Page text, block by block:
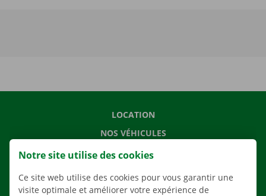
LOCATION
NOS VÉHICULES
NOS SERVICES
APPLI
Notre site utilise des cookies
Ce site web utilise des cookies pour vous garantir une
visite optimale et améliorer votre expérience de